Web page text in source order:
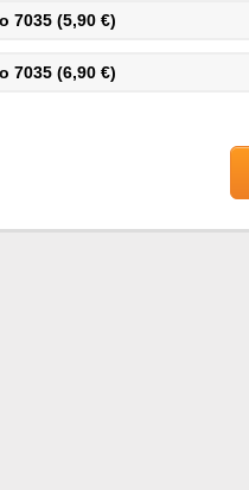
7035 (5,90 €)
7035 (6,90 €)